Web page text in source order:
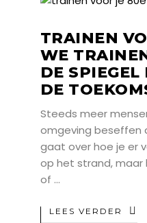
TRAINEN
WE
DE
DE
Steeds meer
omgeving beseffen
gaat over hoe je er
op het strand, maar
of
LEES VERDER